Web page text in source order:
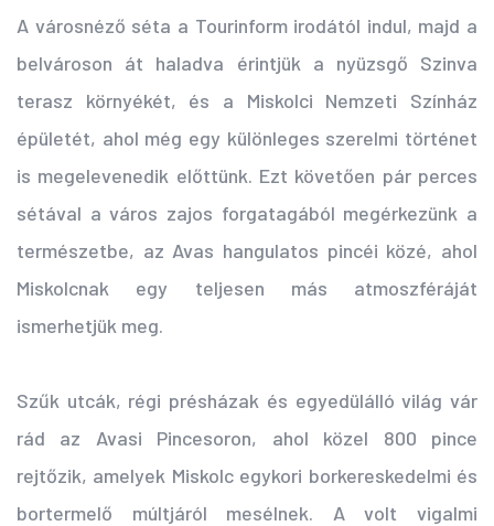
A városnéző séta a Tourinform irodától indul, majd a
belvároson át haladva érintjük a nyüzsgő Szinva
terasz környékét, és a Miskolci Nemzeti Színház
épületét, ahol még egy különleges szerelmi történet
is megelevenedik előttünk. Ezt követően pár perces
sétával a város zajos forgatagából megérkezünk a
természetbe, az Avas hangulatos pincéi közé, ahol
Miskolcnak egy teljesen más atmoszféráját
ismerhetjük meg.
Szűk utcák, régi présházak és egyedülálló világ vár
rád az Avasi Pincesoron, ahol közel 800 pince
rejtőzik, amelyek Miskolc egykori borkereskedelmi és
bortermelő múltjáról mesélnek. A volt vigalmi